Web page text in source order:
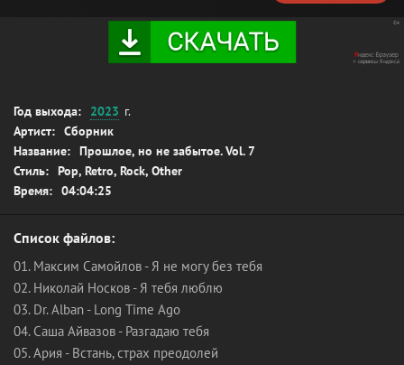
Год выхода: 2023 г.
Артист: Сборник
Название: Прошлое, но не забытое. Vol. 7
Стиль: Pop, Retro, Rock, Other
Время: 04:04:25
Список файлов:
01. Максим Самойлов - Я не могу без тебя
02. Николай Носков - Я тебя люблю
03. Dr. Alban - Long Time Ago
04. Саша Айвазов - Разгадаю тебя
05. Ария - Встань, страх преодолей